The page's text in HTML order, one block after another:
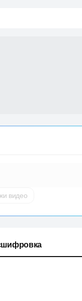
видео